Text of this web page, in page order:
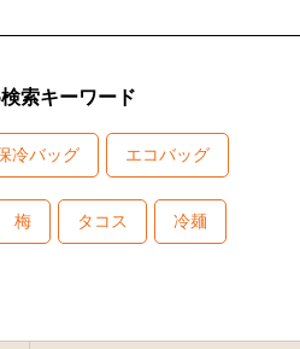
索キーワード
冷バッグ エコバッグ
梅 タコス 冷麺